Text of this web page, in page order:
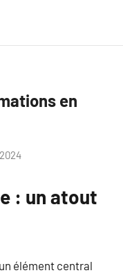
en
: un atout
élément central